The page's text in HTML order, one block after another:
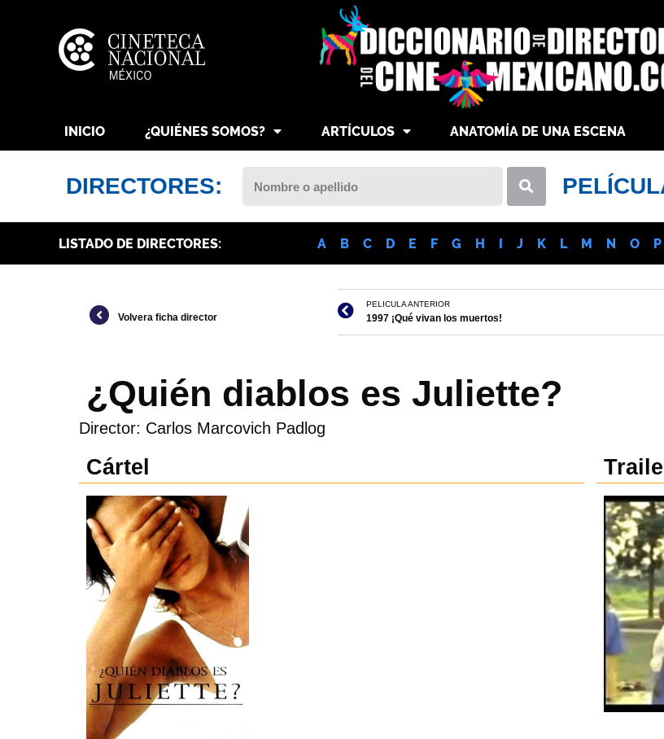
INICIO ¿QUIÉNES SOMOS? ARTÍCULOS ANATOMÍA DE UNA ESCENA
DIRECTORES:
LISTADO DE DIRECTORES: A B C D E F G H I J K L M N O P
Volvera ficha director
PELICULA ANTERIOR
1997 ¡Qué vivan los muertos!
¿Quién diablos es Juliette?
Director: Carlos Marcovich Padlog
Cártel